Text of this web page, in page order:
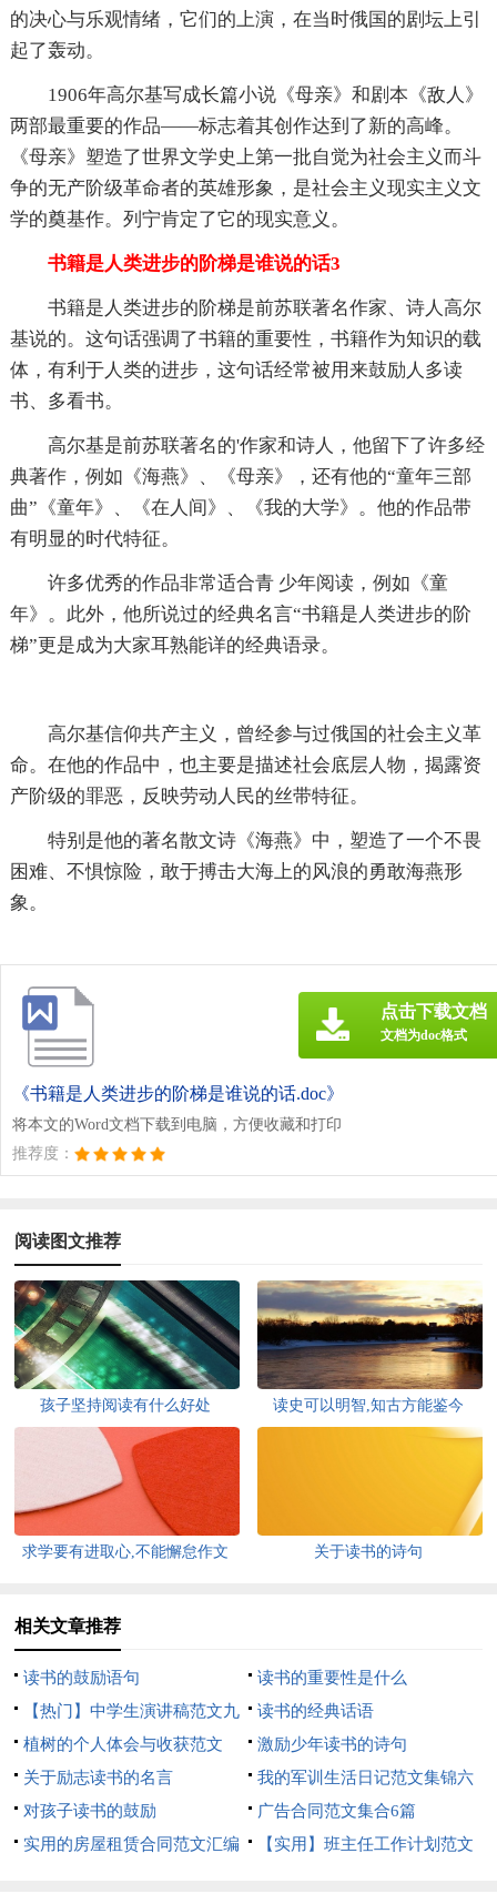
的决心与乐观情绪，它们的上演，在当时俄国的剧坛上引
起了轰动。
1906年高尔基写成长篇小说《母亲》和剧本《敌人》
两部最重要的作品——标志着其创作达到了新的高峰。
《母亲》塑造了世界文学史上第一批自觉为社会主义而斗
争的无产阶级革命者的英雄形象，是社会主义现实主义文
学的奠基作。列宁肯定了它的现实意义。
书籍是人类进步的阶梯是谁说的话3
书籍是人类进步的阶梯是前苏联著名作家、诗人高尔
基说的。这句话强调了书籍的重要性，书籍作为知识的载
体，有利于人类的进步，这句话经常被用来鼓励人多读
书、多看书。
高尔基是前苏联著名的'作家和诗人，他留下了许多经
典著作，例如《海燕》、《母亲》，还有他的“童年三部
曲”《童年》、《在人间》、《我的大学》。他的作品带
有明显的时代特征。
许多优秀的作品非常适合青 少年阅读，例如《童
年》。此外，他所说过的经典名言“书籍是人类进步的阶
梯”更是成为大家耳熟能详的经典语录。
高尔基信仰共产主义，曾经参与过俄国的社会主义革
命。在他的作品中，也主要是描述社会底层人物，揭露资
产阶级的罪恶，反映劳动人民的丝带特征。
特别是他的著名散文诗《海燕》中，塑造了一个不畏
困难、不惧惊险，敢于搏击大海上的风浪的勇敢海燕形
象。
《书籍是人类进步的阶梯是谁说的话.doc》
将本文的Word文档下载到电脑，方便收藏和打印
推荐度：
点击下载文档
文档为doc格式
阅读图文推荐
孩子坚持阅读有什么好处 读史可以明智,知古方能鉴今
求学要有进取心,不能懈怠作文 关于读书的诗句
相关文章推荐
读书的鼓励语句
读书的重要性是什么
【热门】中学生演讲稿范文九
篇
读书的经典话语
植树的个人体会与收获范文
激励少年读书的诗句
关于励志读书的名言
我的军训生活日记范文集锦六
篇
对孩子读书的鼓励
广告合同范文集合6篇
实用的房屋租赁合同范文汇编
【实用】班主任工作计划范文